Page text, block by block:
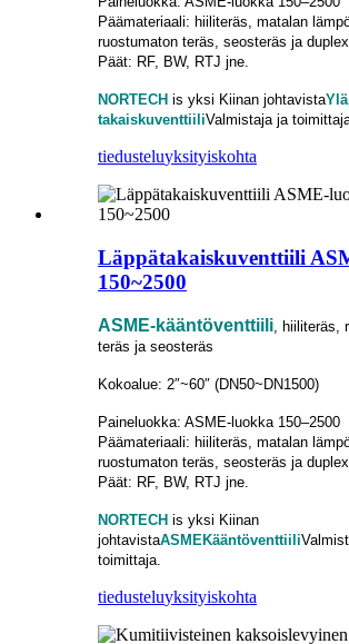
Päämateriaali: hiiliteräs, matalan
ruostumaton teräs, seosteräs ja
Päät: RF, BW, RTJ jne.
NORTECH is yksi Kiinan johtavista
takaiskuventtiiliValmistaja ja
tiedusteluyksityiskohta
Läppätakaiskuventtiili
150~2500
ASME-kääntöventtiili , hiiliteräs,
teräs ja seosteräs
Kokoalue: 2″~60″ (DN50~DN1500)
Paineluokka: ASME-luokka 150–2500
Päämateriaali: hiiliteräs, matalan
ruostumaton teräs, seosteräs ja
Päät: RF, BW, RTJ jne.
NORTECH is yksi Kiinan
johtavistaASME Kääntöventtiili
toimittaja.
tiedusteluyksityiskohta